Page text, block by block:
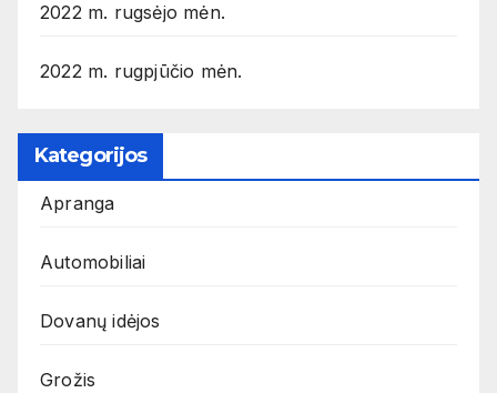
2022 m. rugsėjo mėn.
2022 m. rugpjūčio mėn.
Kategorijos
Apranga
Automobiliai
Dovanų idėjos
Grožis